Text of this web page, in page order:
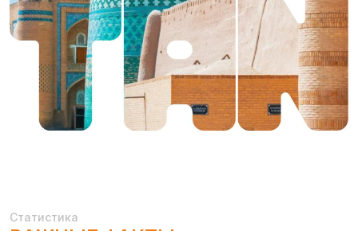
Статистика